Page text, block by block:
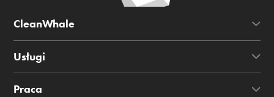
CleanWhale
Usługi
Praca